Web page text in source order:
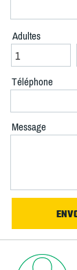
Adultes
Téléphone
Message